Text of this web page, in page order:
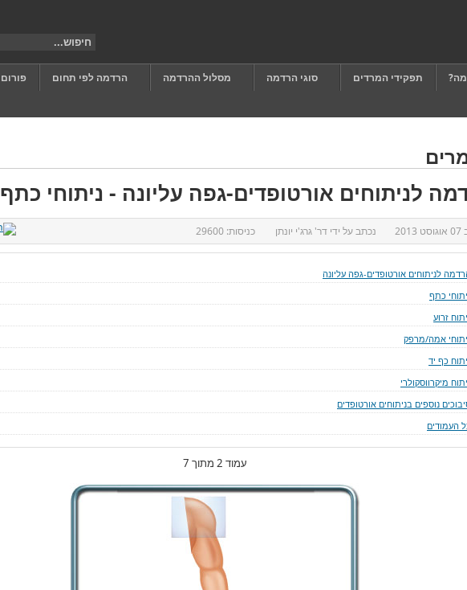
תפקידי המרדים סוגי הרדמה מסלול ההרדמה הרדמה לפי תחום
פורום
לניתוחים אורטופדים-גפה עליונה - ניתוחי כתף
07 אוגוסט 2013 נכתב על ידי דר' גרג'י יונתן כניסות: 29600
לניתוחים אורטופדים-גפה עליונה
כתף
זרוע
אמה/מרפק
כף יד
מיקרווסקולרי
נוספים בניתוחים אורטופדים
העמודים
עמוד 2 מתוך 7